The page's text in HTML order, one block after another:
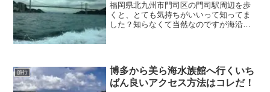
福岡県北九州市門司区の門司駅周辺を歩
くと、とても気持ちがいいって知ってま
した？知らなくて当然なのですが海沿い
流島も近くに見えます。
旅行
博多から美ら海水族館へ行くいち
ばん良いアクセス方法はコレだ！